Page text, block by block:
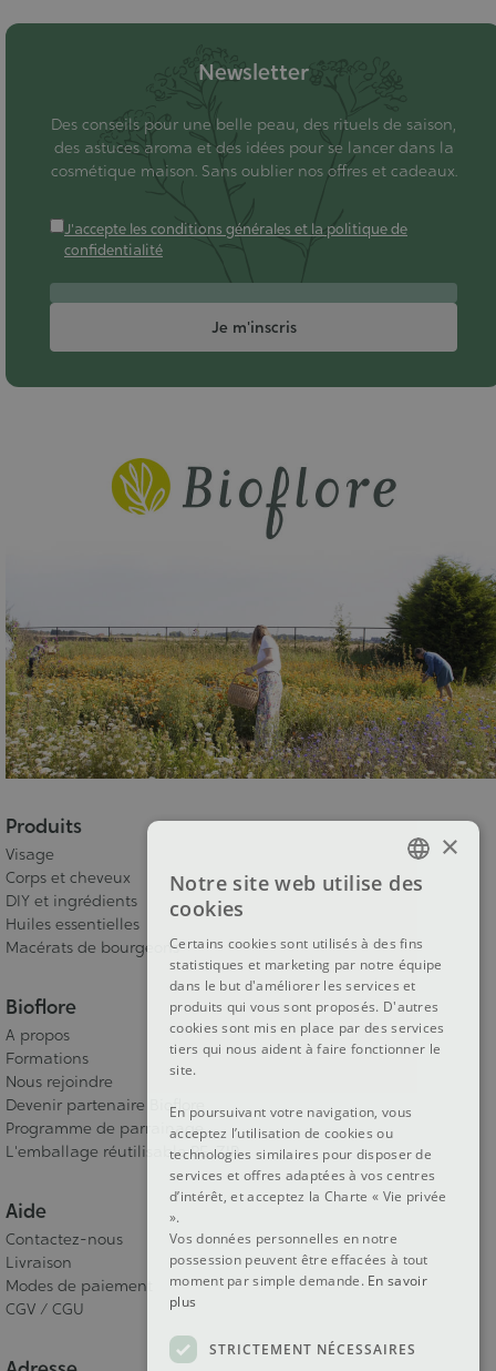
Produits
Visage
Corps et cheveux
DIY et ingrédients
Huiles essentielles
Macérats de bourgeons
Bioflore
A propos
Formations
Nous rejoindre
Devenir partenaire Bioflore
Programme de parrainage
L'emballage réutilisable RE-ZIP
Aide
Contactez-nous
Livraison
Modes de paiement
CGV / CGU
Newsletter
Des conseils pour une belle peau, des rituels de saison,
des astuces aroma et des idées pour se lancer dans la
cosmétique maison. Sans oublier nos offres et cadeaux.
J'accepte les conditions générales et la politique de
confidentialité
Je m'inscris
FRENCH
ENGLISH
×
Notre site web utilise des
cookies
Certains cookies sont utilisés à des fins
statistiques et marketing par notre équipe
dans le but d'améliorer les services et
produits qui vous sont proposés. D'autres
cookies sont mis en place par des services
tiers qui nous aident à faire fonctionner le
site.
En poursuivant votre navigation, vous
acceptez l’utilisation de cookies ou
technologies similaires pour disposer de
services et offres adaptées à vos centres
d’intérêt, et acceptez la Charte « Vie privée
».
Vos données personnelles en notre
possession peuvent être effacées à tout
moment par simple demande. En savoir
plus
STRICTEMENT NÉCESSAIRES